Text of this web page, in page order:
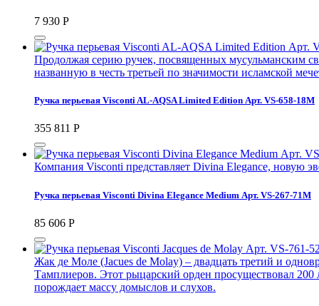
7 930 Р
Продолжая серию ручек, посвященных мусульманским
названную в честь третьей по значимости исламской
Ручка перьевая Visconti AL-AQSA Limited Edition Арт. VS-658-18M
355 811 Р
Компания Visconti представляет Divina Elegance, новую
Ручка перьевая Visconti Divina Elegance Medium Арт. VS-267-71M
85 606 Р
Жак де Моле (Jacues de Molay) – двадцать третий и
Тамплиеров. Этот рыцарский орден просуществовал
порождает массу домыслов и слухов.